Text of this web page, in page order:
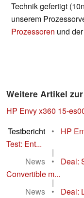
Technik gefertigt
unserem
Prozessoren und der
Weitere Artikel
HP Envy x360 15-
Testbericht
•
HP
Test: Ent...
|
News
•
Deal:
Convertible m...
|
News
•
Deal: